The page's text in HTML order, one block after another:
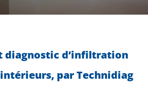
diagnostic d’infiltration
par Technidiag